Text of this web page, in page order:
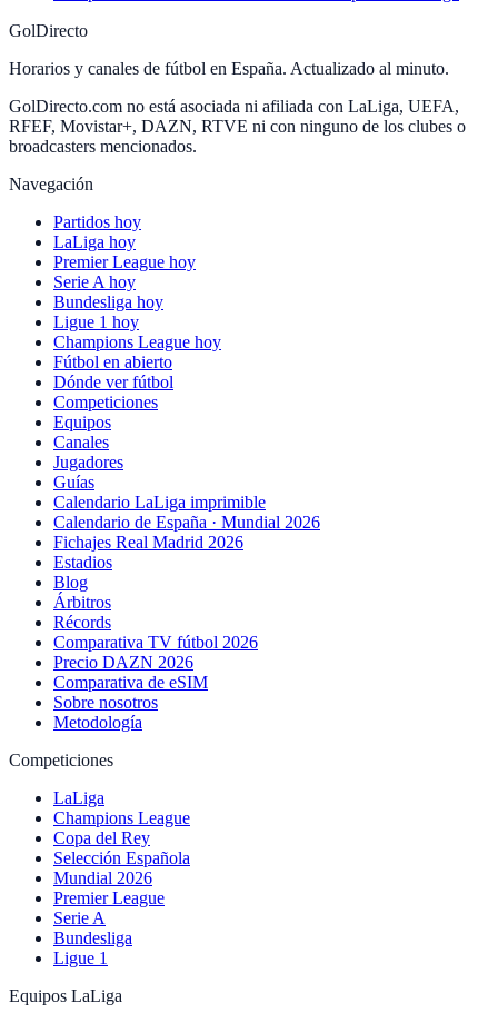
GolDirecto
Horarios y canales de fútbol en España. Actualizado al minuto.
GolDirecto.com no está asociada ni afiliada con LaLiga, UEFA,
RFEF, Movistar+, DAZN, RTVE ni con ninguno de los clubes o
broadcasters mencionados.
Navegación
Partidos hoy
LaLiga hoy
Premier League hoy
Serie A hoy
Bundesliga hoy
Ligue 1 hoy
Champions League hoy
Fútbol en abierto
Dónde ver fútbol
Competiciones
Equipos
Canales
Jugadores
Guías
Calendario LaLiga imprimible
Calendario de España · Mundial 2026
Fichajes Real Madrid 2026
Estadios
Blog
Árbitros
Récords
Comparativa TV fútbol 2026
Precio DAZN 2026
Comparativa de eSIM
Sobre nosotros
Metodología
Competiciones
LaLiga
Champions League
Copa del Rey
Selección Española
Mundial 2026
Premier League
Serie A
Bundesliga
Ligue 1
Equipos LaLiga